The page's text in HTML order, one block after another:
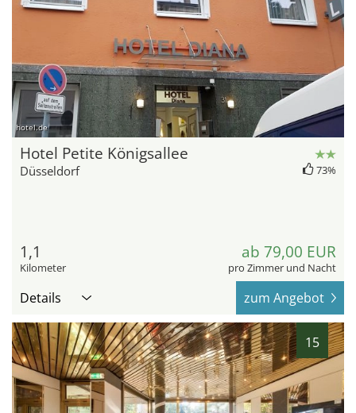
hotel.de
Hotel Petite Königsallee
Düsseldorf 73%
1,1
Kilometer
ab 79,00 EUR
pro Zimmer und Nacht
Details zum Angebot
15